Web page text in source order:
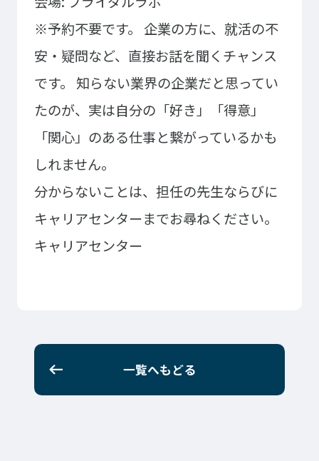
※予約不要です。
企業の方に、就活の不
安・疑問など、直接お話を聞くチャンス
です。 知らない業界の企業だと思ってい
たのが、実は自分の「好き」「得意」
「関心」のある仕事と繋がっているかも
しれません。
分からないことは、担任の先生ならびに
キャリアセンターまでお尋ねください。
キャリアセンター
一覧へもどる